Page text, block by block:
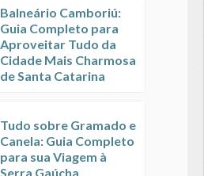
Balneário Camboriú:
Guia Completo para
Aproveitar Tudo da
Cidade Mais Charmosa
de Santa Catarina
Tudo sobre Gramado e
Canela: Guia Completo
para sua Viagem à
Serra Gaúcha